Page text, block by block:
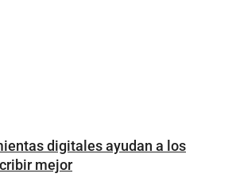
digitales ayudan a los
mejor